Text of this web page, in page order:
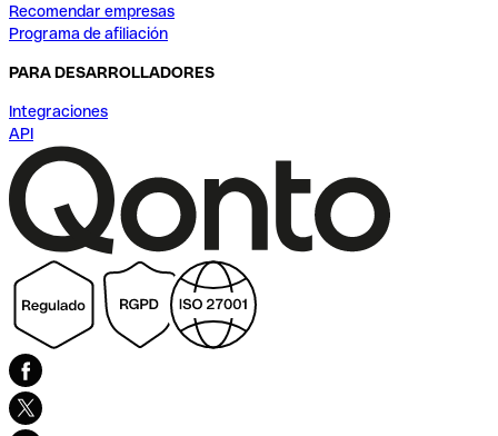
Recomendar empresas
Programa de afiliación
PARA DESARROLLADORES
Integraciones
API